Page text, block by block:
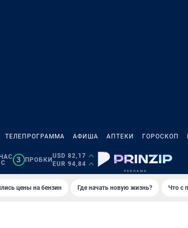
ТЕЛЕПРОГРАММА АФИША АПТЕКИ ГОРОСКОП
3 ПРОБКИ
USD 82,17
EUR 94,84
цены на бензин Где начать новую жизнь? Что с